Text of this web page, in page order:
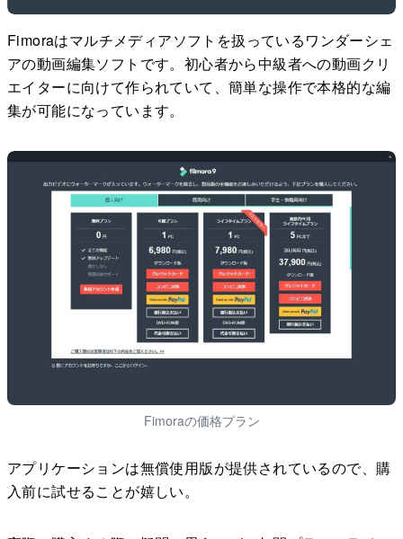
Fimoraはマルチメディアソフトを扱っているワンダーシェ
アの動画編集ソフトです。初心者から中級者への動画クリ
エイターに向けて作られていて、簡単な操作で本格的な編
集が可能になっています。
Fimoraの価格プラン
アプリケーションは無償使用版が提供されているので、購
入前に試せることが嬉しい。